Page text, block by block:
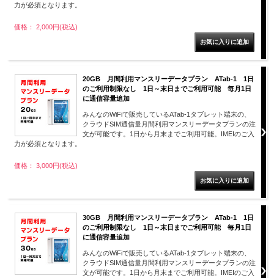
力が必須となります。
価格： 2,000円(税込)
20GB 月間利用マンスリーデータプラン ATab-1 1日
のご利用制限なし 1日～末日までご利用可能 毎月1日
に通信容量追加
みんなのWiFiで販売しているATab-1タブレット端末の、
クラウドSIM通信量月間利用マンスリーデータプランの注
文が可能です。1日から月末までご利用可能。IMEIのご入
力が必須となります。
価格： 3,000円(税込)
30GB 月間利用マンスリーデータプラン ATab-1 1日
のご利用制限なし 1日～末日までご利用可能 毎月1日
に通信容量追加
みんなのWiFiで販売しているATab-1タブレット端末の、
クラウドSIM通信量月間利用マンスリーデータプランの注
文が可能です。1日から月末までご利用可能。IMEIのご入